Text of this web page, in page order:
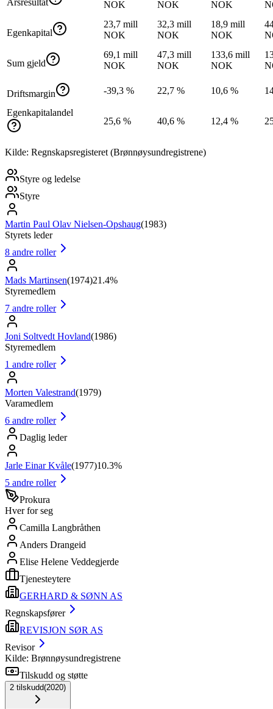
NOK NOK NOK
Egenkapital
23,7 mill
NOK
32,3 mill
NOK
18,9 mill
NOK
Sum gjeld
69,1 mill
NOK
47,3 mill
NOK
133,6 mill
NOK
Driftsmargin -39,3 % 22,7 % 10,6 %
Egenkapitalandel
25,6 %
40,6 % 12,4 %
Kilde: Regnskapsregisteret (Brønnøysundregistrene)
Styre og ledelse
Styre
Martin Paul Olav Nielsen-Opshaug(1983)
Styrets leder
8 andre roller
Mads Martinsen(1974)21.4%
Styremedlem
7 andre roller
Joni Soltvedt Hovland(1986)
Styremedlem
1 andre roller
Morten Valestrand(1979)
Varamedlem
6 andre roller
Daglig leder
Jarle Einar Kvåle(1977)10.3%
5 andre roller
Prokura
Hver for seg
Camilla Langbråthen
Anders Drangeid
Elise Helene Veddegjerde
Tjenesteytere
GERHARD & SØNN AS
Regnskapsfører
REVISJON SØR AS
Revisor
Kilde: Brønnøysundregistrene
Tilskudd og støtte
2 tilskudd(2020)